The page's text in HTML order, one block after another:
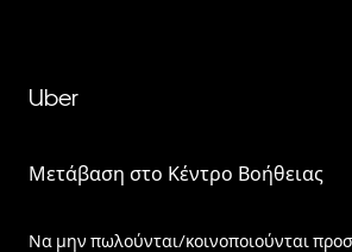
Uber
Μετάβαση στο Κέντρο Βοήθειας
Να μην πωλούνται/κοινοποιούνται